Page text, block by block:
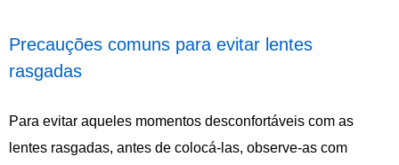
Precauções comuns para evitar lentes
rasgadas
Para evitar aqueles momentos desconfortáveis com as
lentes rasgadas, antes de colocá-las, observe-as com